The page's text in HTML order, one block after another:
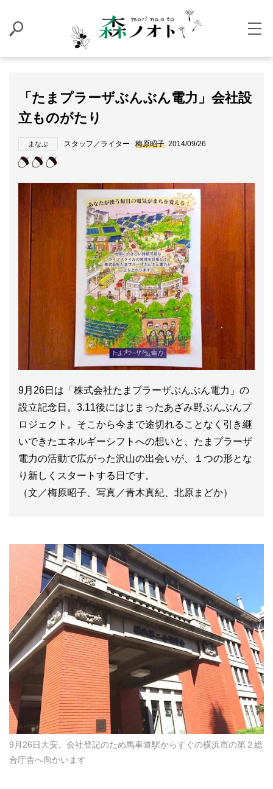
「たまプラーザぶんぶん電力」会社設
立ものがたり
まなぶ スタッフ／ライター 梅原昭子 2014/09/26
9月26日は「株式会社たまプラーザぶんぶん電力」の
設立記念日。3.11後にはじまったあざみ野ぶんぶんプ
ロジェクト。そこから今まで途切れることなく引き継
いできたエネルギーシフトへの想いと、たまプラーザ
電力の活動で広がった沢山の出会いが、１つの形とな
り新しくスタートする日です。
（文／梅原昭子、写真／青木真紀、北原まどか）
9月26日大安。会社登記のため馬車道駅からすぐの横浜市の第２総
合庁舎へ向かいます